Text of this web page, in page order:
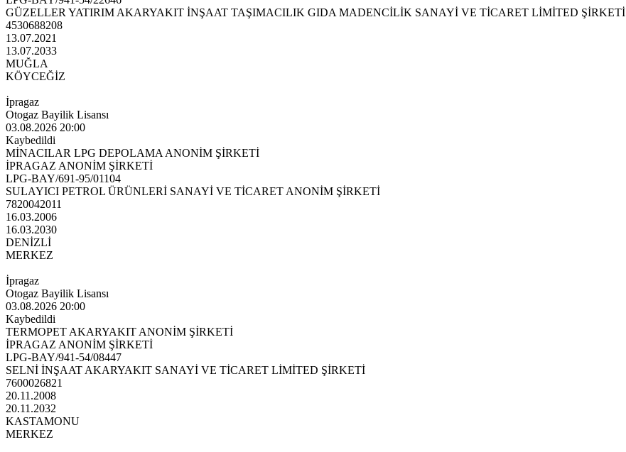
GÜZELLER YATIRIM AKARYAKIT İNŞAAT TAŞIMACILIK GIDA MADENCİLİK SANAYİ VE TİCARET LİMİTED ŞİRKETİ
4530688208
13.07.2021
13.07.2033
MUĞLA
KÖYCEĞİZ
İpragaz
Otogaz Bayilik Lisansı
03.08.2026 20:00
Kaybedildi
MİNACILAR LPG DEPOLAMA ANONİM ŞİRKETİ
İPRAGAZ ANONİM ŞİRKETİ
LPG-BAY/691-95/01104
SULAYICI PETROL ÜRÜNLERİ SANAYİ VE TİCARET ANONİM ŞİRKETİ
7820042011
16.03.2006
16.03.2030
DENİZLİ
MERKEZ
İpragaz
Otogaz Bayilik Lisansı
03.08.2026 20:00
Kaybedildi
TERMOPET AKARYAKIT ANONİM ŞİRKETİ
İPRAGAZ ANONİM ŞİRKETİ
LPG-BAY/941-54/08447
SELNİ İNŞAAT AKARYAKIT SANAYİ VE TİCARET LİMİTED ŞİRKETİ
7600026821
20.11.2008
20.11.2032
KASTAMONU
MERKEZ